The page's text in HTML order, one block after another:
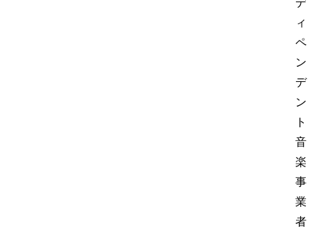
デ
ィ
ペ
ン
デ
ン
ト
音
楽
事
業
者